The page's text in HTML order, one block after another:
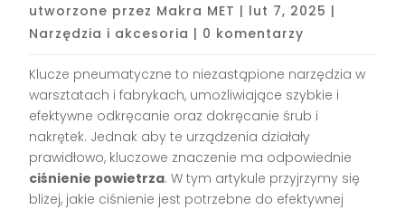
utworzone przez Makra MET | lut 7, 2025 |
Narzędzia i akcesoria | 0 komentarzy
Klucze pneumatyczne to niezastąpione narzędzia w
warsztatach i fabrykach, umożliwiające szybkie i
efektywne odkręcanie oraz dokręcanie śrub i
nakrętek. Jednak aby te urządzenia działały
prawidłowo, kluczowe znaczenie ma odpowiednie
ciśnienie powietrza. W tym artykule przyjrzymy się
bliżej, jakie ciśnienie jest potrzebne do efektywnej